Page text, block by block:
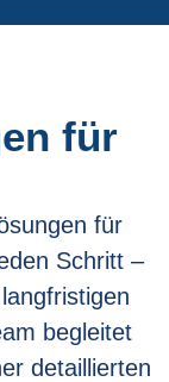
für
für
Schritt –
begleitet
detaillierten